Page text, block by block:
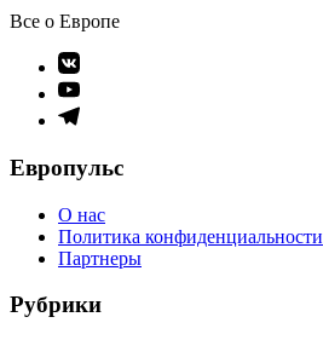
Все о Европе
Элемент
меню
Элемент
меню
Элемент
Европульс
О нас
Политика конфиденциальности
Партнеры
Рубрики